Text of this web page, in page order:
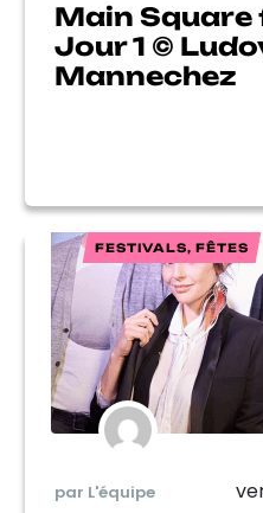
Main
Jour 1 ©
Mannechez
FESTIVALS, FÊTES
par L'équipe